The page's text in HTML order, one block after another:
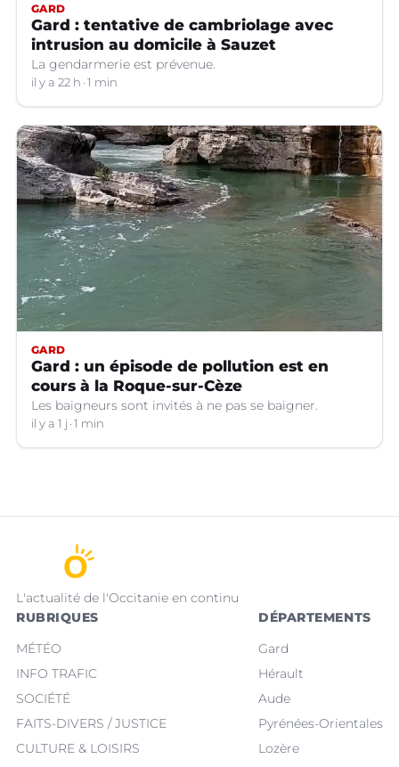
GARD
Gard : tentative de cambriolage avec
intrusion au domicile à Sauzet
La gendarmerie est prévenue.
il y a 22 h 1 min
GARD
Gard : un épisode de pollution est en
cours à la Roque-sur-Cèze
Les baigneurs sont invités à ne pas se baigner.
il y a 1 j 1 min
L'actualité de l'Occitanie en continu
RUBRIQUES
MÉTÉO
INFO TRAFIC
SOCIÉTÉ
FAITS-DIVERS / JUSTICE
CULTURE & LOISIRS
DÉPARTEMENTS
Gard
Hérault
Aude
Pyrénées-Orientales
Lozère